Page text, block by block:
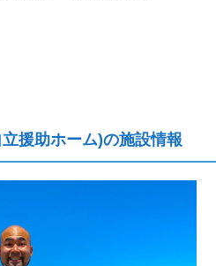
援助ホーム)の施設情報